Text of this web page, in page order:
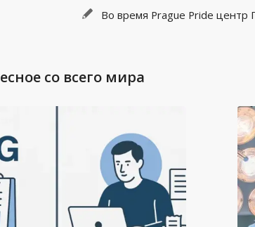
Во время Prague Pride центр
со всего мира